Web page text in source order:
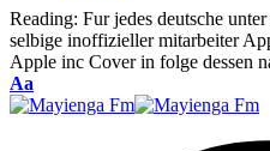
Reading: Fur jedes deutsche
selbige inoffizieller mitarbeiter
Apple inc Cover in folge dessen
Font
Resizer
Aa